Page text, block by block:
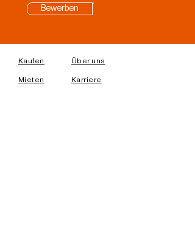
Bewerben
Kaufen Über uns
Mieten Karriere